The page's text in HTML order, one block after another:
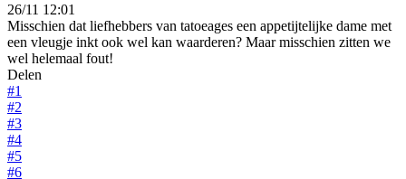
26/11 12:01
Misschien dat liefhebbers van tatoeages een appetijtelijke dame met
een vleugje inkt ook wel kan waarderen? Maar misschien zitten we
wel helemaal fout!
Delen
#1
#2
#3
#4
#5
#6